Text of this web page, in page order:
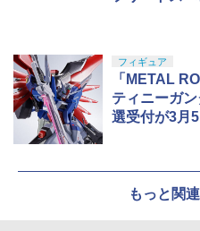
フィギュア
「METAL
ティニーガ
選受付が3月
もっと関